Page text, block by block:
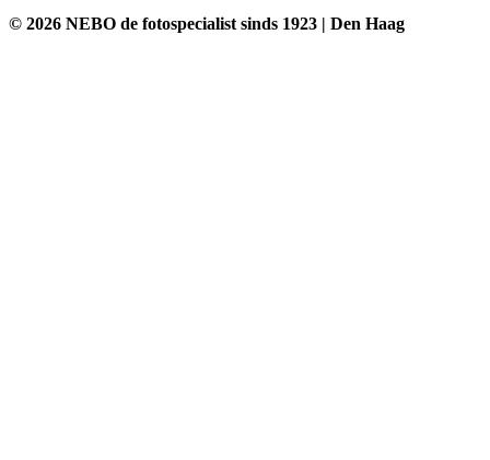
© 2026 NEBO de fotospecialist sinds 1923 | Den Haag